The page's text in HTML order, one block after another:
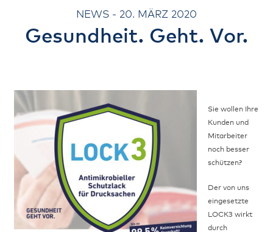
NEWS - 20. MÄRZ 2020
Gesundheit. Geht. Vor.
Sie wollen Ihre
Kunden und
Mitarbeiter
noch besser
schützen?
Der von uns
eingesetzte
LOCK3 wirkt
durch